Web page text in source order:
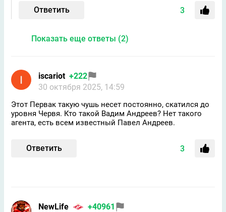
Ответить 3
Показать еще ответы (2)
iscariot +222
30 октября 2025, 14:59
Этот Первак такую чушь несет постоянно, скатился до
уровня Червя. Кто такой Вадим Андреев? Нет такого
агента, есть всем известный Павел Андреев.
Ответить 3
NewLife
+40961